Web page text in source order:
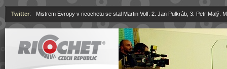
Ricochet
Twitter: Mistrem Evropy v ricochetu se stal Martin Volf. 2. Jan Pulkráb, 3. Petr Malý.